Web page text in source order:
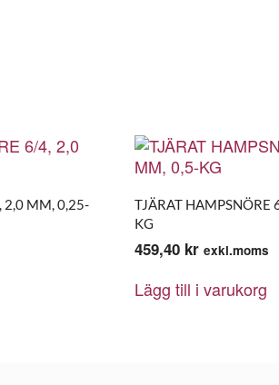
2,0 MM, 0,25-
TJÄRAT HAMPSNÖRE
KG
459,40 kr exkl.moms
Lägg till i varukorg